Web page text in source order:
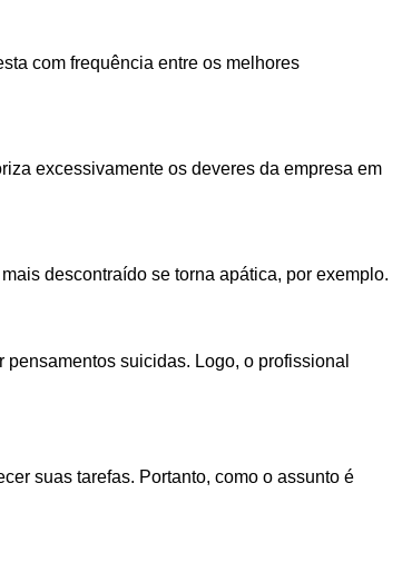
com frequência entre os melhores
excessivamente os deveres da empresa em
descontraído se torna apática, por exemplo.
suicidas. Logo, o profissional
suas tarefas. Portanto, como o assunto é